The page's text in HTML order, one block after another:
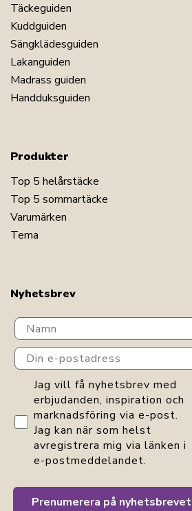
Täckeguiden
Kuddguiden
Sängklädesguiden
Lakanguiden
Madrass guiden
Handduksguiden
Produkter
Top 5 helårstäcke
Top 5 sommartäcke
Varumärken
Tema
Nyhetsbrev
Navn
Din e-postadress
GDPR consent
Jag vill få nyhetsbrev med
erbjudanden, inspiration och
marknadsföring via e-post.
Jag kan när som helst
avregistrera mig via länken i
e-postmeddelandet.
Prenumerera på nyhetsbrevet